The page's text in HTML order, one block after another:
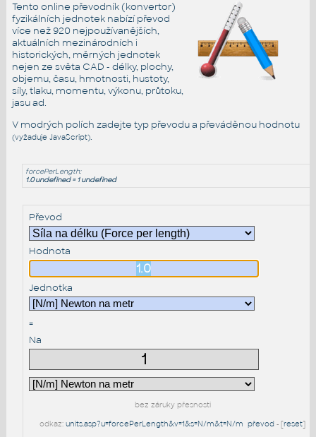
Tento online převodník (konvertor)
fyzikálních jednotek nabízí převod
více než 920 nejpoužívanějších,
aktuálních mezinárodních i
historických, měrných jednotek
nejen ze světa CAD - délky, plochy,
objemu, času, hmotnosti, hustoty,
síly, tlaku, momentu, výkonu, průtoku,
jasu ad.
V modrých polích zadejte typ převodu a převáděnou hodnotu
(vyžaduje JavaScript).
forcePerLength:
1.0 undefined = 1 undefined
Převod
Hodnota
Jednotka
=
Na
bez záruky přesnosti
odkaz:units.asp?u=forcePerLength&v=1&s=N/m&t=N/m převod - [reset]